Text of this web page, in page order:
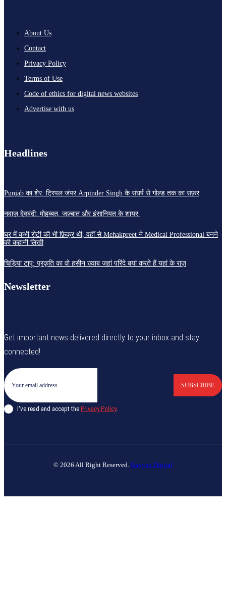
About Us
Contact
Privacy Policy
Terms of Use
Code of ethics for digital news websites
Advertise with us
Headlines
Punjab का शेर: ट्रिपल जंपर Arpinder Singh के संघर्ष से गोल्ड तक का सफ़र
नवाज़ देवबंदी: मोहब्बत, जज़्बात और इंसानियत के शायर
घर में कभी रोटी की भी फ़िक्र थी, वहीं से Mehakpreet ने Medical Professional बनने
की कहानी लिखी
चिड़िया टापू: प्रकृति का वो हसीन ख्वाब जहां परिंदे बयां करते हैं यहां के राज़
Newsletter
Get important news delivered directly to your inbox and stay
connected!
SUBSCRIBE
I've read and accept the Privacy Policy.
© 2026 All Right Reserved. Banyan Digital